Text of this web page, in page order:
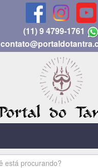
(11) 9 4799-1761